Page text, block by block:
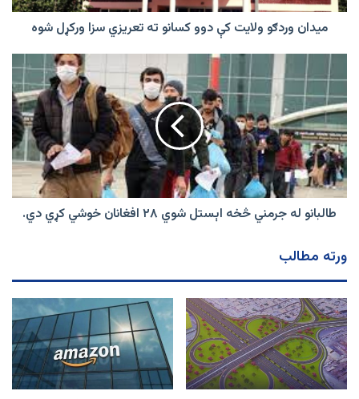
سزا
ورکړلمیدان وردګو ولایت کې دوو کسانو ته تعریزي سزا ورکړل شوه
طالبانو
له
جرمني
څخه
اېستل
شوي
۲۸
افغانان
خوشي
کړيطالبانو له جرمني څخه اېستل شوي ۲۸ افغانان خوشي کړي دي.
ورته مطالب